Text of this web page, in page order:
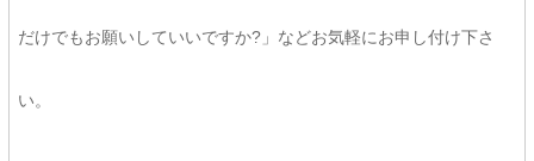
だけでもお願いしていいですか?」などお気軽にお申し付け下さ
い。